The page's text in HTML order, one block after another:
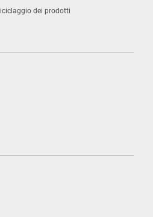
dei prodotti